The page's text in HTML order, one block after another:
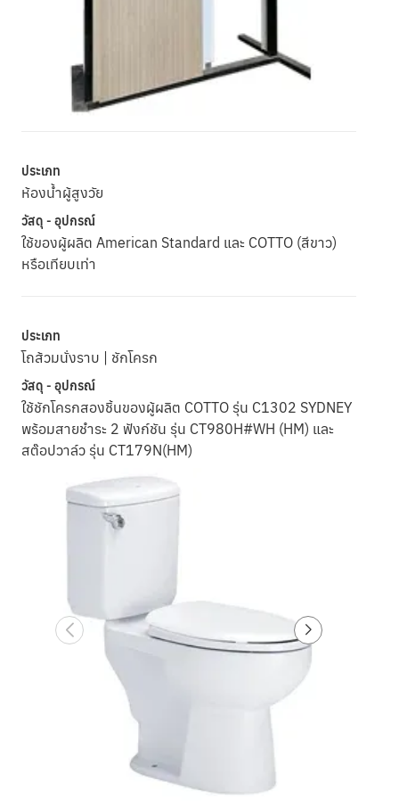
ประเภท
ห้องน้ำผู้สูงวัย
วัสดุ - อุปกรณ์
ใช้ของผู้ผลิต American Standard และ COTTO (สีขาว)
หรือเทียบเท่า
ประเภท
โถส้วมนั่งราบ | ชักโครก
วัสดุ - อุปกรณ์
ใช้ชักโครกสองชิ้นของผู้ผลิต COTTO รุ่น C1302 SYDNEY
พร้อมสายชำระ 2 ฟังก์ชัน รุ่น CT980H#WH (HM) และ
สต๊อปวาล์ว รุ่น CT179N(HM)